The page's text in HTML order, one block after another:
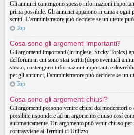
Gli annunci contengono spesso informazioni
prima possibile. Gli annunci appaiono in cima a ogni
scritti. L’amministratore può decidere se un utente
Top
Cosa sono gli argomenti importanti?
Gli argomenti importanti (in inglese, Sticky Topics)
del forum in cui sono stati scritti (dopo eventuali
stesso, contengono informazioni importanti e
per gli annunci, l’amministratore può decidere se un
Top
Cosa sono gli argomenti chiusi?
Gli argomenti possono venire chiusi dai moderatori o
possibile rispondere ad un argomento chiuso cosí
automaticamente. Un argomento può venir chiuso per
contravviene ai Termini di Utilizzo.